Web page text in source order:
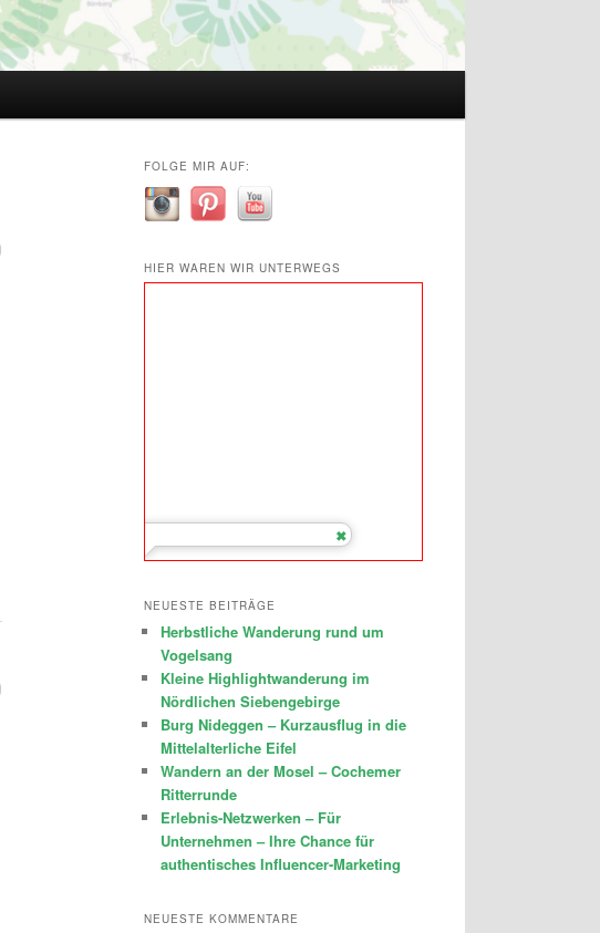
FOLGE MIR AUF:
HIER WAREN WIR UNTERWEGS
NEUESTE BEITRÄGE
Herbstliche Wanderung rund um
Vogelsang
Kleine Highlightwanderung im
Nördlichen Siebengebirge
Burg Nideggen – Kurzausflug in die
Mittelalterliche Eifel
Wandern an der Mosel – Cochemer
Ritterrunde
Erlebnis-Netzwerken – Für
Unternehmen – Ihre Chance für
authentisches Influencer-Marketing
NEUESTE KOMMENTARE